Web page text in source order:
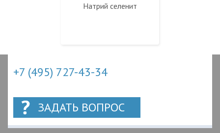
Натрий селенит
+7 (495) 727-43-34
ЗАДАТЬ ВОПРОС